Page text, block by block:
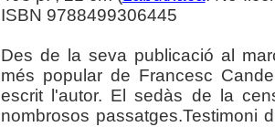
ISBN 9788499306445
Des de la seva publicació al
més popular de Francesc
escrit l'autor. El sedàs de la
nombrosos passatges.Testimoni